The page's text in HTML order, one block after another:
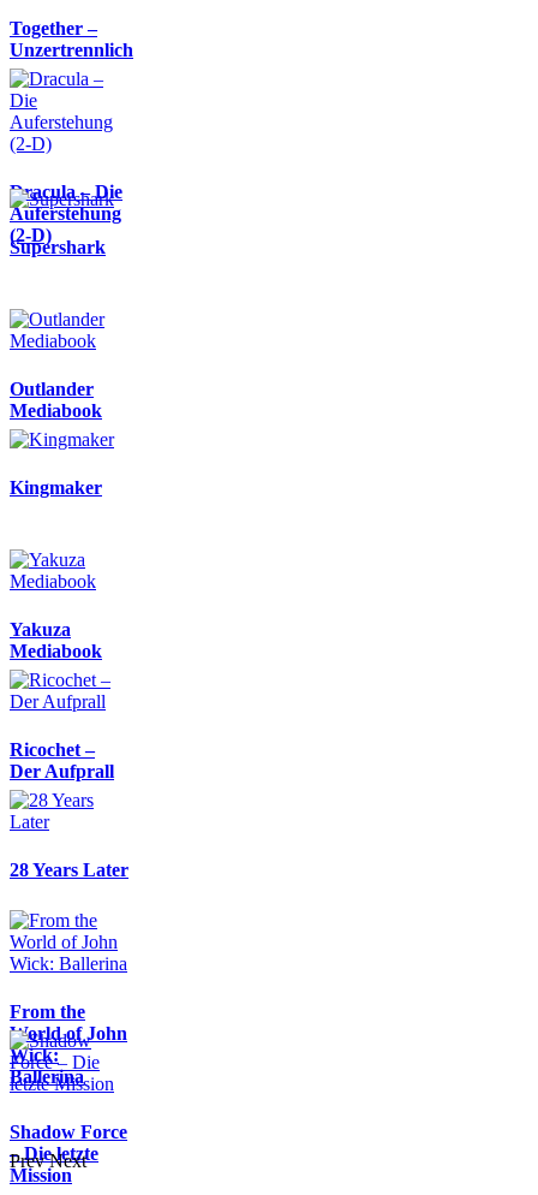
Together –
Unzertrennlich
Dracula – Die
Auferstehung
(2-D)
Supershark
Outlander
Mediabook
Kingmaker
Yakuza
Mediabook
Ricochet –
Der Aufprall
28 Years Later
From the
World of John
Wick:
Ballerina
Shadow Force
– Die letzte
Mission
Prev Next